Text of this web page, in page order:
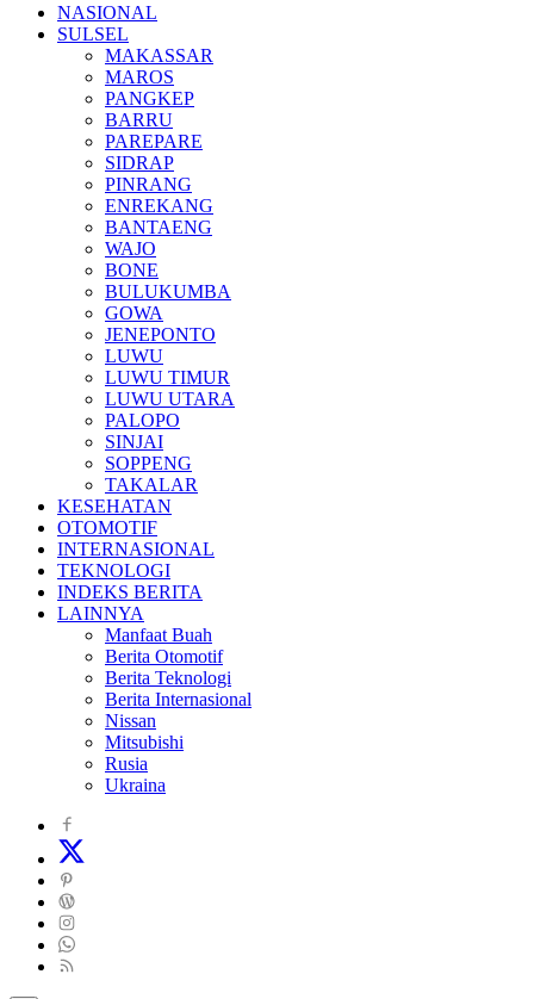
NASIONAL
SULSEL
MAKASSAR
MAROS
PANGKEP
BARRU
PAREPARE
SIDRAP
PINRANG
ENREKANG
BANTAENG
WAJO
BONE
BULUKUMBA
GOWA
JENEPONTO
LUWU
LUWU TIMUR
LUWU UTARA
PALOPO
SINJAI
SOPPENG
TAKALAR
KESEHATAN
OTOMOTIF
INTERNASIONAL
TEKNOLOGI
INDEKS BERITA
LAINNYA
Manfaat Buah
Berita Otomotif
Berita Teknologi
Berita Internasional
Nissan
Mitsubishi
Rusia
Ukraina